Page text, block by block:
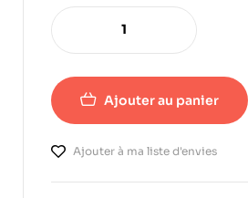
Ajouter au panier
Ajouter à ma liste d'envies